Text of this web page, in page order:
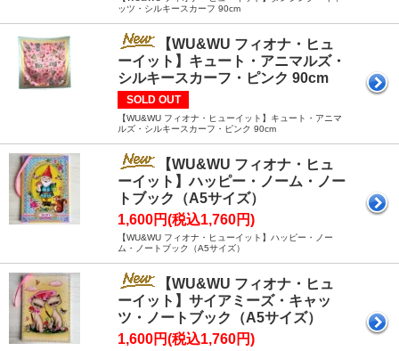
ッツ・シルキースカーフ 90cm
【WU&WU フィオナ・ヒュ
ーイット】キュート・アニマルズ・
シルキースカーフ・ピンク 90cm
SOLD OUT
【WU&WU フィオナ・ヒューイット】キュート・アニマ
ルズ・シルキースカーフ・ピンク 90cm
【WU&WU フィオナ・ヒュ
ーイット】ハッピー・ノーム・ノー
トブック（A5サイズ）
1,600円(税込1,760円)
【WU&WU フィオナ・ヒューイット】ハッピー・ノー
ム・ノートブック（A5サイズ）
【WU&WU フィオナ・ヒュ
ーイット】サイアミーズ・キャッ
ツ・ノートブック（A5サイズ）
1,600円(税込1,760円)